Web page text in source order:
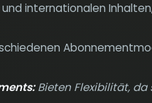
internationalen
Bieten Flexibilität, da